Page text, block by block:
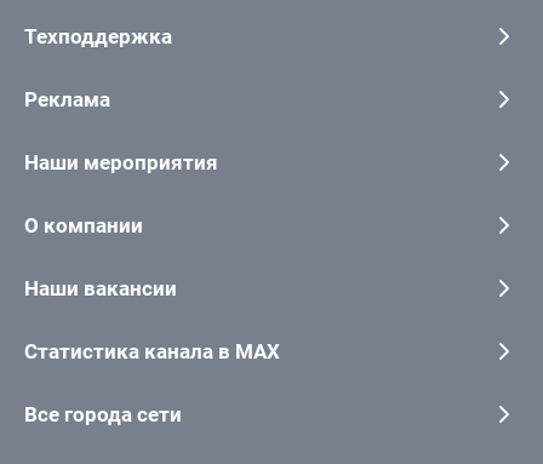
Техподдержка
Реклама
Наши мероприятия
О компании
Наши вакансии
Статистика канала в MAX
Все города сети